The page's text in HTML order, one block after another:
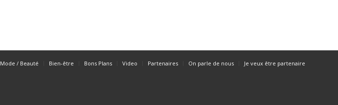
Mode / Beauté Bien-être Bons Plans Video Partenaires On parle de nous Je veux être partenaire